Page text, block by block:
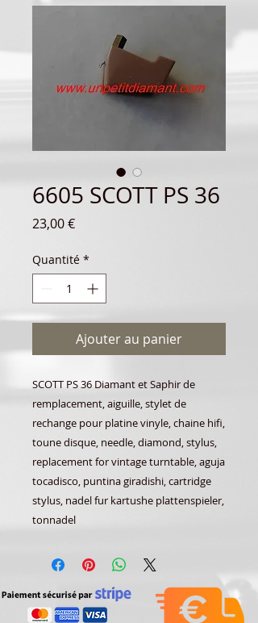
6605 SCOTT PS 36
23,00 €Prix
Quantité *
Ajouter au panier
SCOTT PS 36 Diamant et Saphir de
remplacement, aiguille, stylet de
rechange pour platine vinyle, chaine hifi,
toune disque, needle, diamond, stylus,
replacement for vintage turntable, aguja
tocadisco, puntina giradishi, cartridge
stylus, nadel fur kartushe plattenspieler,
tonnadel